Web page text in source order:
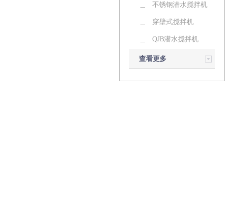
不锈钢潜水搅拌机
穿壁式搅拌机
QJB潜水搅拌机
查看更多